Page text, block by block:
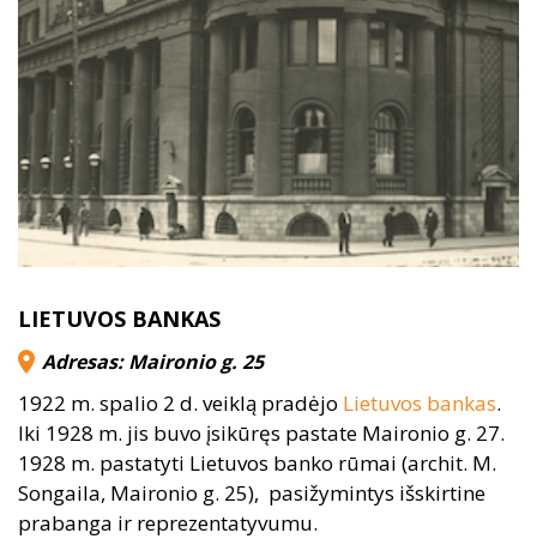
LIETUVOS BANKAS
Adresas: Maironio g. 25
1922 m. spalio 2 d. veiklą pradėjo Lietuvos bankas.
Iki 1928 m. jis buvo įsikūręs pastate Maironio g. 27.
1928 m. pastatyti Lietuvos banko rūmai (archit. M.
Songaila, Maironio g. 25), pasižymintys išskirtine
prabanga ir reprezentatyvumu.